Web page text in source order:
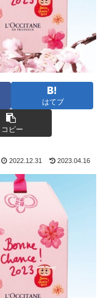
はてブ
コピー
2022.12.31 2023.04.16